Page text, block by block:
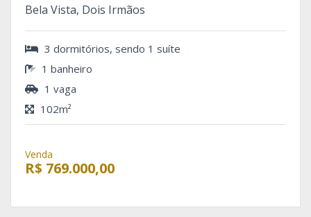
Bela Vista, Dois Irmãos
3 dormitórios, sendo 1 suíte
1 banheiro
1 vaga
102m²
Venda
R$ 769.000,00